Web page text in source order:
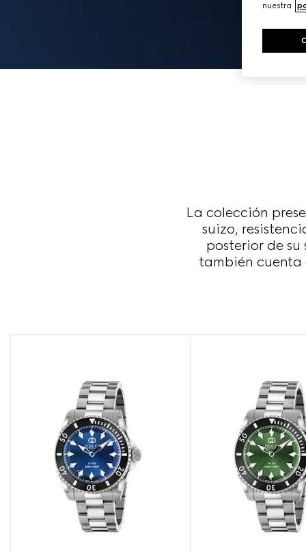
La colección
suizo,
posterior de
también cuenta
nuestra